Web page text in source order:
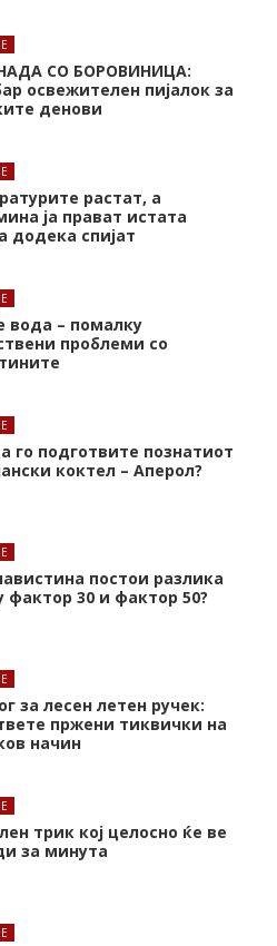
СО БОРОВИНИЦА:
освежителен пијалок за
денови
растат, а
ја прават истата
додека спијат
вода – помалку
проблеми со
го подготвите познатиот
коктел – Аперол?
постои разлика
фактор 30 и фактор 50?
за лесен летен ручек:
пржени тиквички на
начин
трик кој целосно ќе ве
за минута